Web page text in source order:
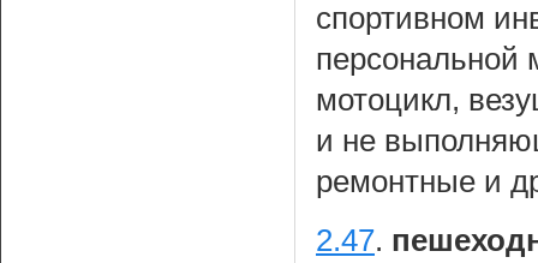
спортивном
персональной
мотоцикл,
и не
ремонтные и
2.47.